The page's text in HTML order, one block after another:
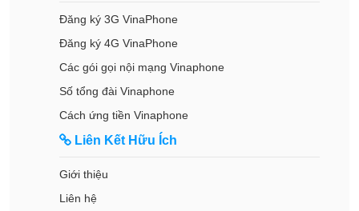
Đăng ký 3G VinaPhone
Đăng ký 4G VinaPhone
Các gói gọi nội mạng Vinaphone
Số tổng đài Vinaphone
Cách ứng tiền Vinaphone
Liên Kết Hữu Ích
Giới thiệu
Liên hệ